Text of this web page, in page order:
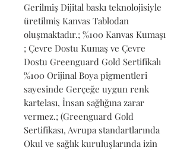
Gerilmiş Dijital baskı teknolojisiyle
üretilmiş Kanvas Tablodan
oluşmaktadır.; %100 Kanvas Kumaşı
; Çevre Dostu Kumaş ve Çevre
Dostu Greenguard Gold Sertifikalı
%100 Orijinal Boya pigmentleri
sayesinde Gerçeğe uygun renk
kartelası, İnsan sağlığına zarar
vermez.; (Greenguard Gold
Sertifikası, Avrupa standartlarında
Okul ve sağlık kuruluşlarında izin